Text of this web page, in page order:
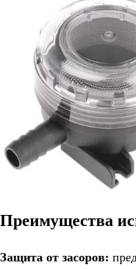
Преимущества
Защита от засоров: